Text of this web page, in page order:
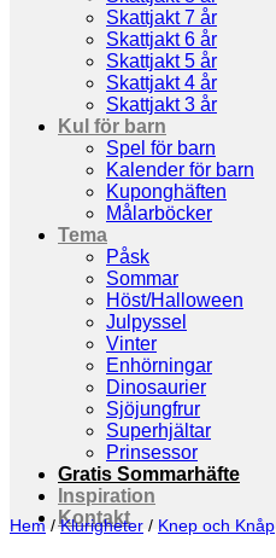
Skattjakt 7 år
Skattjakt 6 år
Skattjakt 5 år
Skattjakt 4 år
Skattjakt 3 år
Kul för barn
Spel för barn
Kalender för barn
Kuponghäften
Målarböcker
Tema
Påsk
Sommar
Höst/Halloween
Julpyssel
Vinter
Enhörningar
Dinosaurier
Sjöjungfrur
Superhjältar
Prinsessor
Gratis Sommarhäfte
Inspiration
Kontakt
Hem / Klurigheter / Knep och Knåp